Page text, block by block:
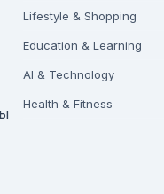
Lifestyle & Shopping
Education & Learning
AI & Technology
Health & Fitness